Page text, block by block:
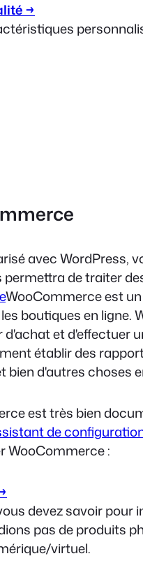
→
avec WordPress,
de traiter
WooCommerce est
boutiques en
et d'effectuer
établir des
bien d'autres choses
est très bien
de
WooCommerce :
devez savoir
pas de produits
virtuel.